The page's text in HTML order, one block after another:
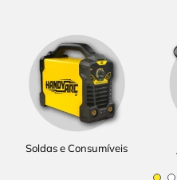
Soldas e Consumíveis